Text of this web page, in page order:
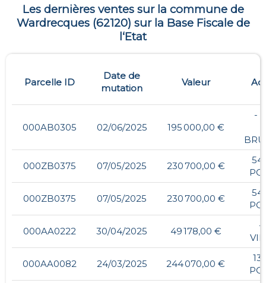
Les dernières ventes sur la commune de
Wardrecques(62120) sur la Base Fiscale de
l‘Etat
Parcelle ID
Date de
mutation
Valeur
000AB0305 02/06/2025 195 000,00 €
- ,
000ZB0375 07/05/2025 230 700,00 €
000ZB0375 07/05/2025 230 700,00 €
000AA0222 30/04/2025 49 178,00 €
-
000AA0082 24/03/2025 244 070,00 €